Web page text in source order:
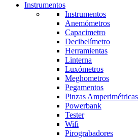
Instrumentos
Instrumentos
Anemómetros
Capacimetro
Decibelímetro
Herramientas
Linterna
Luxómetros
Meghometros
Pegamentos
Pinzas Amperimétricas
Powerbank
Tester
Wifi
Pirograbadores